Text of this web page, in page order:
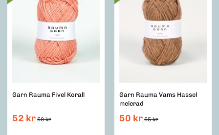
Garn Rauma Fivel Korall
52 kr 58 kr
Garn Rauma Vams Hassel
melerad
50 kr 55 kr